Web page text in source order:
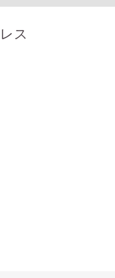
ス